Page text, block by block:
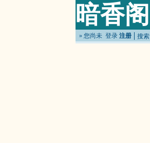
暗香阁
» 您尚未 登录 注册 搜索